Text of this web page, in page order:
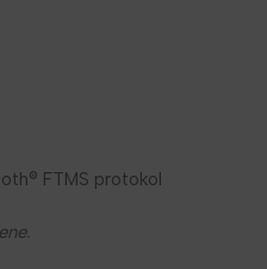
FTMS protokol